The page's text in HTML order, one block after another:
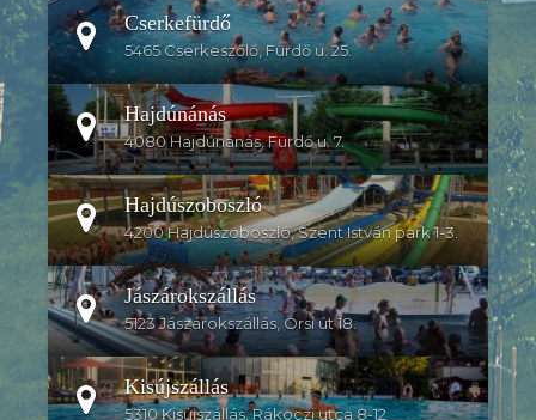
Cserkefürdő
5465 Cserkeszőlő, Fürdő u. 25.
Hajdúnánás
4080 Hajdúnánás, Fürdő u. 7.
Hajdúszoboszló
4200 Hajdúszoboszló, Szent István park 1-3.
Jászárokszállás
5123 Jászárokszállás, Örsi út 18.
Kisújszállás
5310 Kisújszállás, Rákoczi utca 8-12